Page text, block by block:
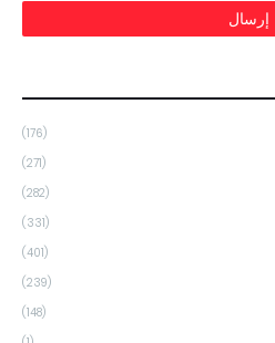
(176)
(271)
(282)
(331)
(401)
(239)
(148)